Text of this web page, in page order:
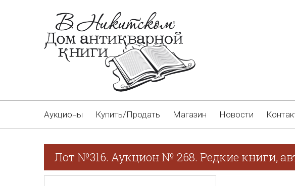
Аукционы Купить/Продать Магазин Новости
Лот №316. Аукцион № 268. Редкие книги,